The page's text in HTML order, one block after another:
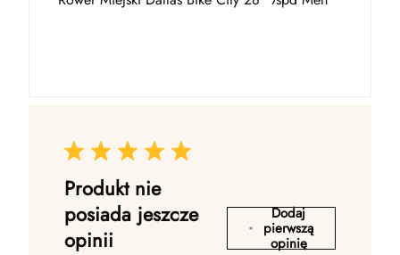
Produkt nie
posiada jeszcze
opinii
Dodaj
pierwszą
opinię